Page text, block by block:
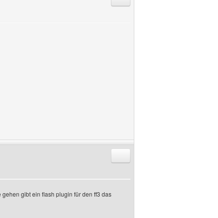
gibt ein flash plugin für den ff3 das